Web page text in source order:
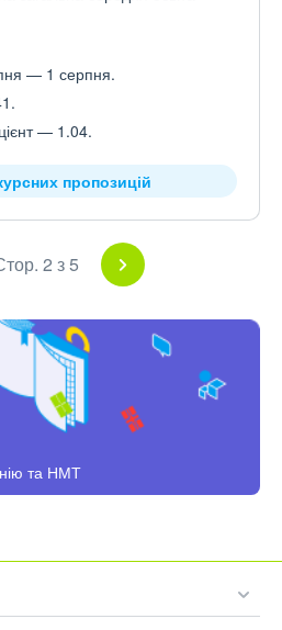
— 1 серпня.
— 1.04.
пропозицій
2 з 5
та НМТ